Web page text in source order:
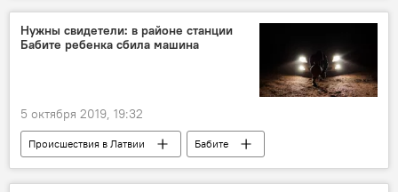
Нужны свидетели: в районе станции
Бабите ребенка сбила машина
5 октября 2019, 19:32
Происшествия в Латвии
Бабите
преступление